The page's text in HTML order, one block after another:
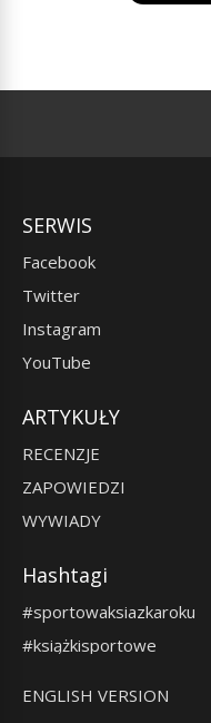
SERWIS
Facebook
Twitter
Instagram
YouTube
ARTYKUŁY
RECENZJE
ZAPOWIEDZI
WYWIADY
Hashtagi
#sportowaksiazkaroku
#książkisportowe
ENGLISH VERSION